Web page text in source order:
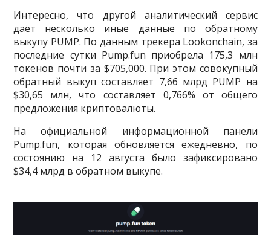
Интересно, что другой аналитический сервис
даёт несколько иные данные по обратному
выкупу PUMP. По данным трекера Lookonchain, за
последние сутки Pump.fun приобрела 175,3 млн
токенов почти за $705,000. При этом совокупный
обратный выкуп составляет 7,66 млрд PUMP на
$30,65 млн, что составляет 0,766% от общего
предложения криптовалюты.
На официальной информационной панели
Pump.fun, которая обновляется ежедневно, по
состоянию на 12 августа было зафиксировано
$34,4 млрд в обратном выкупе.